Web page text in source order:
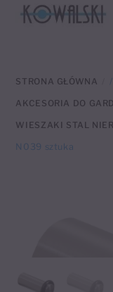
STRONA GŁÓWNA /
AKCESORIA DO
WIESZAKI STAL
N039 sztuka